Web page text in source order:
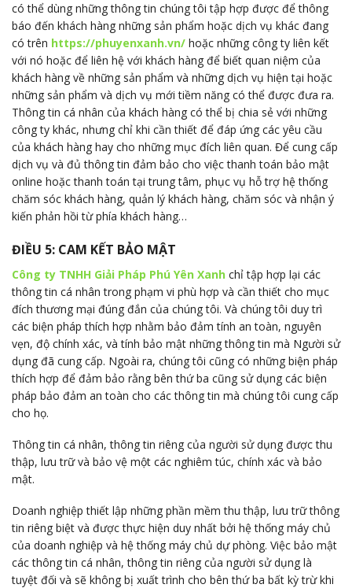
có thể dùng những thông tin chúng tôi tập hợp được để thông
báo đến khách hàng những sản phẩm hoặc dịch vụ khác đang
có trên https://phuyenxanh.vn/ hoặc những công ty liên kết
với nó hoặc để liên hệ với khách hàng để biết quan niệm của
khách hàng về những sản phẩm và những dịch vụ hiện tại hoặc
những sản phẩm và dịch vụ mới tiềm năng có thể được đưa ra.
Thông tin cá nhân của khách hàng có thể bị chia sẻ với những
công ty khác, nhưng chỉ khi cần thiết để đáp ứng các yêu cầu
của khách hàng hay cho những mục đích liên quan. Để cung cấp
dịch vụ và đủ thông tin đảm bảo cho việc thanh toán bảo mật
online hoặc thanh toán tại trung tâm, phục vụ hỗ trợ hệ thống
chăm sóc khách hàng, quản lý khách hàng, chăm sóc và nhận ý
kiến phản hồi từ phía khách hàng…
ĐIỀU 5: CAM KẾT BẢO MẬT
Công ty TNHH Giải Pháp Phú Yên Xanh chỉ tập hợp lại các
thông tin cá nhân trong phạm vi phù hợp và cần thiết cho mục
đích thương mại đúng đắn của chúng tôi. Và chúng tôi duy trì
các biện pháp thích hợp nhằm bảo đảm tính an toàn, nguyên
vẹn, độ chính xác, và tính bảo mật những thông tin mà Người sử
dụng đã cung cấp. Ngoài ra, chúng tôi cũng có những biện pháp
thích hợp để đảm bảo rằng bên thứ ba cũng sử dụng các biện
pháp bảo đảm an toàn cho các thông tin mà chúng tôi cung cấp
cho họ.
Thông tin cá nhân, thông tin riêng của người sử dụng được thu
thập, lưu trữ và bảo vệ một các nghiêm túc, chính xác và bảo
mật.
Doanh nghiệp thiết lập những phần mềm thu thập, lưu trữ thông
tin riêng biệt và được thực hiện duy nhất bởi hệ thống máy chủ
của doanh nghiệp và hệ thống máy chủ dự phòng. Việc bảo mật
các thông tin cá nhân, thông tin riêng của người sử dụng là
tuyệt đối và sẽ không bị xuất trình cho bên thứ ba bất kỳ trừ khi